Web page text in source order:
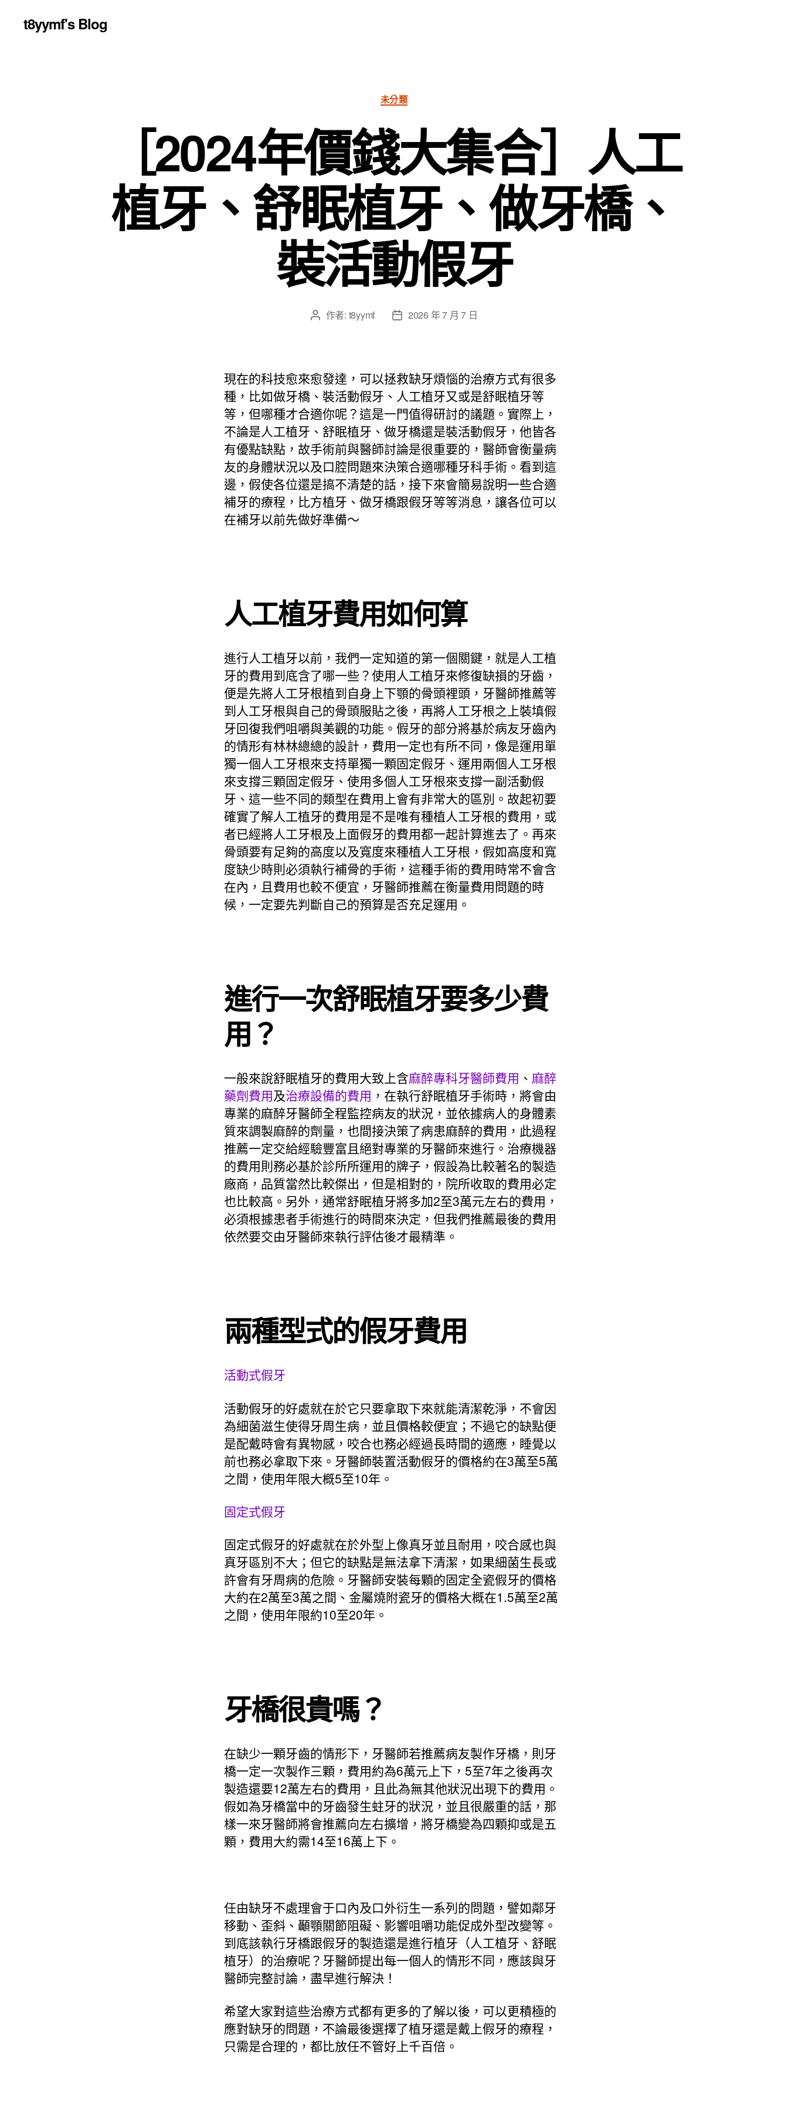
t8yymf's Blog
分
類
未分類
［2024年價錢大集合］人工
植牙、舒眠植牙、做牙橋、
裝活動假牙
文 作者: t8yymf
文
日
期
2026 年 7 月 7 日
現在的科技愈來愈發達，可以拯救缺牙煩惱的治療方式有很多
種，比如做牙橋、裝活動假牙、人工植牙又或是舒眠植牙等
等，但哪種才合適你呢？這是一門值得研討的議題。實際上，
不論是人工植牙、舒眠植牙、做牙橋還是裝活動假牙，他皆各
有優點缺點，故手術前與醫師討論是很重要的，醫師會衡量病
友的身體狀況以及口腔問題來決策合適哪種牙科手術。看到這
邊，假使各位還是搞不清楚的話，接下來會簡易說明一些合適
補牙的療程，比方植牙、做牙橋跟假牙等等消息，讓各位可以
在補牙以前先做好準備～
人工植牙費用如何算
進行人工植牙以前，我們一定知道的第一個關鍵，就是人工植
牙的費用到底含了哪一些？使用人工植牙來修復缺損的牙齒，
便是先將人工牙根植到自身上下顎的骨頭裡頭，牙醫師推薦等
到人工牙根與自己的骨頭服貼之後，再將人工牙根之上裝填假
牙回復我們咀嚼與美觀的功能。假牙的部分將基於病友牙齒內
的情形有林林總總的設計，費用一定也有所不同，像是運用單
獨一個人工牙根來支持單獨一顆固定假牙、運用兩個人工牙根
來支撐三顆固定假牙、使用多個人工牙根來支撐一副活動假
牙、這一些不同的類型在費用上會有非常大的區別。故起初要
確實了解人工植牙的費用是不是唯有種植人工牙根的費用，或
者已經將人工牙根及上面假牙的費用都一起計算進去了。再來
骨頭要有足夠的高度以及寬度來種植人工牙根，假如高度和寬
度缺少時則必須執行補骨的手術，這種手術的費用時常不會含
在內，且費用也較不便宜，牙醫師推薦在衡量費用問題的時
候，一定要先判斷自己的預算是否充足運用。
進行一次舒眠植牙要多少費
用？
一般來說舒眠植牙的費用大致上含麻醉專科牙醫師費用 、 麻醉
藥劑費用及治療設備的費用 ，在執行舒眠植牙手術時，將會由
專業的麻醉牙醫師全程監控病友的狀況，並依據病人的身體素
質來調製麻醉的劑量，也間接決策了病患麻醉的費用，此過程
推薦一定交給經驗豐富且絕對專業的牙醫師來進行。治療機器
的費用則務必基於診所所運用的牌子，假設為比較著名的製造
廠商，品質當然比較傑出，但是相對的，院所收取的費用必定
也比較高。另外，通常舒眠植牙將多加2至3萬元左右的費用，
必須根據患者手術進行的時間來決定，但我們推薦最後的費用
依然要交由牙醫師來執行評估後才最精準。
兩種型式的假牙費用
活動式假牙
活動假牙的好處就在於它只要拿取下來就能清潔乾淨，不會因
為細菌滋生使得牙周生病，並且價格較便宜；不過它的缺點便
是配戴時會有異物感，咬合也務必經過長時間的適應，睡覺以
前也務必拿取下來。牙醫師裝置活動假牙的價格約在3萬至5萬
之間，使用年限大概5至10年。
固定式假牙
固定式假牙的好處就在於外型上像真牙並且耐用，咬合感也與
真牙區別不大；但它的缺點是無法拿下清潔，如果細菌生長或
許會有牙周病的危險。牙醫師安裝每顆的固定全瓷假牙的價格
大約在2萬至3萬之間、金屬燒附瓷牙的價格大概在1.5萬至2萬
之間，使用年限約10至20年。
牙橋很貴嗎？
在缺少一顆牙齒的情形下，牙醫師若推薦病友製作牙橋，則牙
橋一定一次製作三顆，費用約為6萬元上下，5至7年之後再次
製造還要12萬左右的費用，且此為無其他狀況出現下的費用。
假如為牙橋當中的牙齒發生蛀牙的狀況，並且很嚴重的話，那
樣一來牙醫師將會推薦向左右擴增，將牙橋變為四顆抑或是五
顆，費用大約需14至16萬上下。
任由缺牙不處理會于口內及口外衍生一系列的問題，譬如鄰牙
移動、歪斜、顳顎關節阻礙、影響咀嚼功能促成外型改變等。
到底該執行牙橋跟假牙的製造還是進行植牙（人工植牙、舒眠
植牙）的治療呢？牙醫師提出每一個人的情形不同，應該與牙
醫師完整討論，盡早進行解決！
希望大家對這些治療方式都有更多的了解以後，可以更積極的
應對缺牙的問題，不論最後選擇了植牙還是戴上假牙的療程，
只需是合理的，都比放任不管好上千百倍。